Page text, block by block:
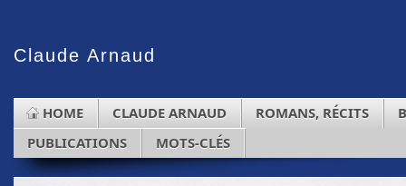
Claude Arnaud
HOME CLAUDE ARNAUD ROMANS, RÉCITS
PUBLICATIONS
MOTS-CLÉS